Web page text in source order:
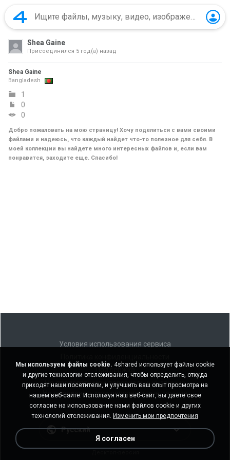
Shea Gaine
Присоединился 5 год(а) назад
Shea Gaine
Bangladesh
1
0
0
Добро пожаловать на мою страницу! Хочу поделиться с вами своими
файлами и надеюсь, что каждый найдет что-то полезное для себя. В
моей коллекции вы найдете много интересных файлов и, если вам
понравится, заходите еще. Спасибо!
Условия использования сервиса
Не продавать мои персональные данные
Не передавать мои персональные данные
Русский
Мы используем файлы cookie. 4shared использует файлы cookie
и другие технологии отслеживания, чтобы определить, откуда
приходят наши посетители, и улучшить ваш опыт просмотра на
нашем веб-сайте. Используя наш веб-сайт, вы даете свое
согласие на использование нами файлов cookie и других
технологий отслеживания. Изменить мои предпочтения
Я согласен